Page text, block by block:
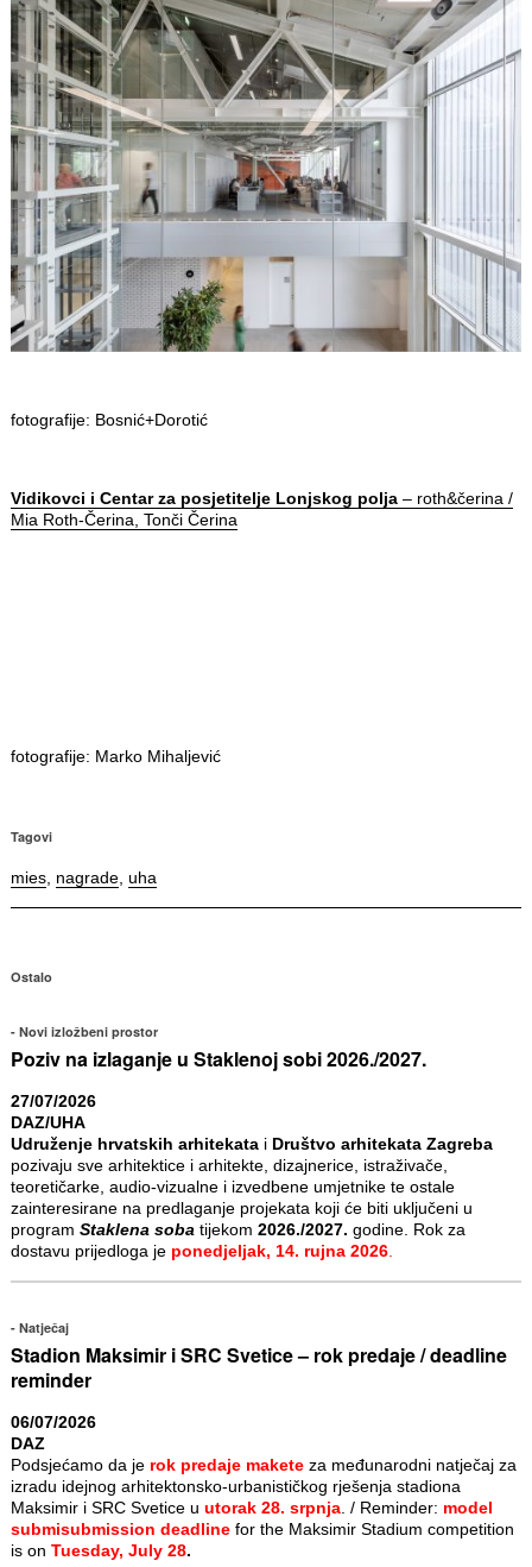
fotografije: Bosnić+Dorotić
Vidikovci i Centar za posjetitelje Lonjskog polja– roth&čerina /
Mia Roth-Čerina, Tonči Čerina
fotografije: Marko Mihaljević
Tagovi
mies, nagrade, uha
Ostalo
Novi izložbeni prostor
Poziv na izlaganje u Staklenoj sobi 2026./2027.
27/07/2026
DAZ/UHA
Udruženje hrvatskih arhitekatai Društvo arhitekata Zagreba
pozivaju sve arhitektice i arhitekte, dizajnerice, istraživače,
teoretičarke, audio-vizualne i izvedbene umjetnike te ostale
zainteresirane na predlaganje projekata koji će biti uključeni u
program Staklena sobatijekom 2026./2027. godine. Rok za
dostavu prijedloga je ponedjeljak, 14. rujna 2026.
Natječaj
Stadion Maksimir i SRC Svetice – rok predaje / deadline
reminder
06/07/2026
DAZ
Podsjećamo da je rok predaje maketeza međunarodni natječaj za
izradu idejnog arhitektonsko-urbanističkog rješenja stadiona
Maksimir i SRC Svetice u utorak 28. srpnja. / Reminder: model
submisubmission deadlinefor the Maksimir Stadium competition
is on Tuesday, July 28.